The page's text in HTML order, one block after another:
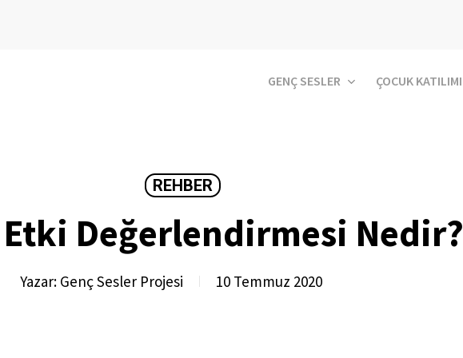
GENÇ SESLER ÇOCUK KATILIMI
REHBER
Değerlendirmesi Nedir?
Yazar: Genç Sesler Projesi 10 Temmuz 2020